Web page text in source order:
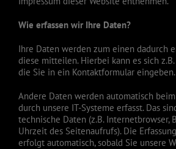
Wie erfassen wir Ihre Daten?
Ihre Daten werden zum einen dadurch
diese mitteilen. Hierbei kann es sich
die Sie in ein Kontaktformular eingeben.
Andere Daten werden automatisch
durch unsere IT-Systeme erfasst. Das
technische Daten (z.B. Internetbrowser,
Uhrzeit des Seitenaufrufs). Die
erfolgt automatisch, sobald Sie unsere